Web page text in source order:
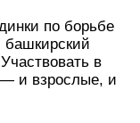
по борьбе
башкирский
в
и взрослые, и